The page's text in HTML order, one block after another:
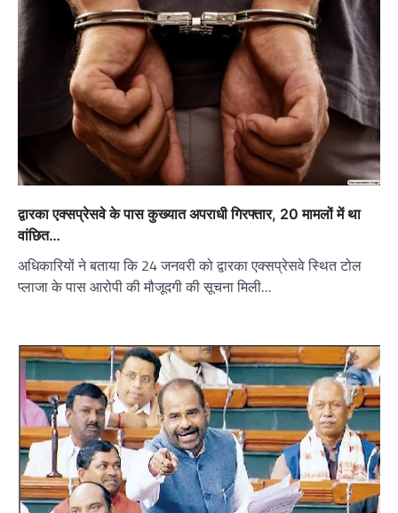
द्वारका एक्सप्रेसवे के पास कुख्यात अपराधी गिरफ्तार, 20 मामलों में था
वांछित…
अधिकारियों ने बताया कि 24 जनवरी को द्वारका एक्सप्रेसवे स्थित टोल
प्लाजा के पास आरोपी की मौजूदगी की सूचना मिली…